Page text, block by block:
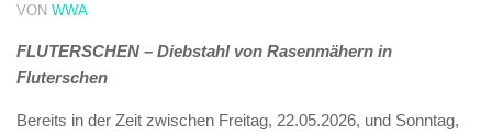
VON WWA
FLUTERSCHEN – Diebstahl von Rasenmähern in
Fluterschen
Bereits in der Zeit zwischen Freitag, 22.05.2026, und Sonntag,